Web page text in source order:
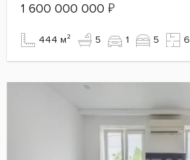
1 600 000 000 ₽
444 м² 5 1 5 6